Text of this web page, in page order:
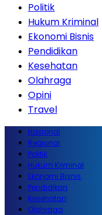
Politik
Hukum Kriminal
Ekonomi Bisnis
Pendidikan
Kesehatan
Olahraga
Opini
Travel
Nasional
Regional
Politik
Hukum Kriminal
Ekonomi Bisnis
Pendidikan
Kesehatan
Olahraga